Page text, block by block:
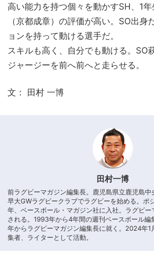
高い能力を持つ個々を動かすSH、1
（京都成章）の評価が高い。SO出身
ョンを持って動ける選手だ。
スキルも高く、自分でも動ける。SO
ジャージーを前へ前へと走らせる。
文： 田村 一博
田村一博
前ラグビーマガジン編集長。鹿児島県立鹿児島中
早大GWラグビークラブでラグビーを始める。ポ
年、ベースボール・マガジン社に入社。ラグビー
される。1993年から4年間の週刊ベースボール編
年からラグビーマガジン編集長に就く。2024年1
集者、ライターとして活動。